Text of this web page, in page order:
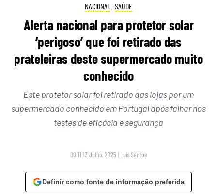
NACIONAL , SAÚDE
Alerta nacional para protetor solar
‘perigoso’ que foi retirado das
prateleiras deste supermercado muito
conhecido
Este protetor solar foi retirado das lojas por um
supermercado conhecido em Portugal após falhar nos
testes de eficácia e segurança
09:11 13 Julho, 2025 | Luís Santos
Definir como fonte de informação preferida